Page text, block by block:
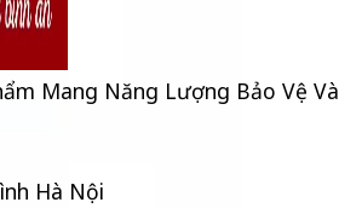
Mang Năng Lượng Bảo Vệ
Hà Nội